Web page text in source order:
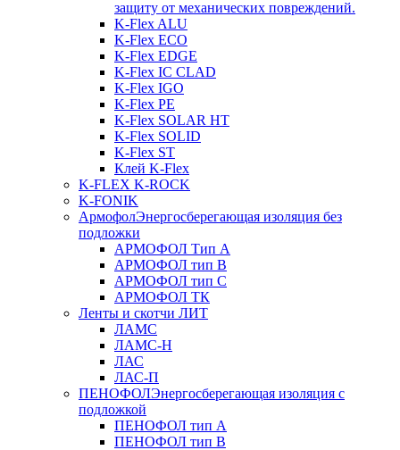
защиту от механических повреждений.
K-Flex ALU
K-Flex ECO
K-Flex EDGE
K-Flex IC CLAD
K-Flex IGO
K-Flex PE
K-Flex SOLAR HT
K-Flex SOLID
K-Flex ST
Клей K-Flex
K-FLEX K-ROCK
K-FONIK
АрмофолЭнергосберегающая изоляция без
подложки
АРМОФОЛ Тип А
АРМОФОЛ тип В
АРМОФОЛ тип C
АРМОФОЛ ТК
Ленты и скотчи ЛИТ
ЛАМС
ЛАМС-Н
ЛАС
ЛАС-П
ПЕНОФОЛЭнергосберегающая изоляция с
подложкой
ПЕНОФОЛ тип А
ПЕНОФОЛ тип B